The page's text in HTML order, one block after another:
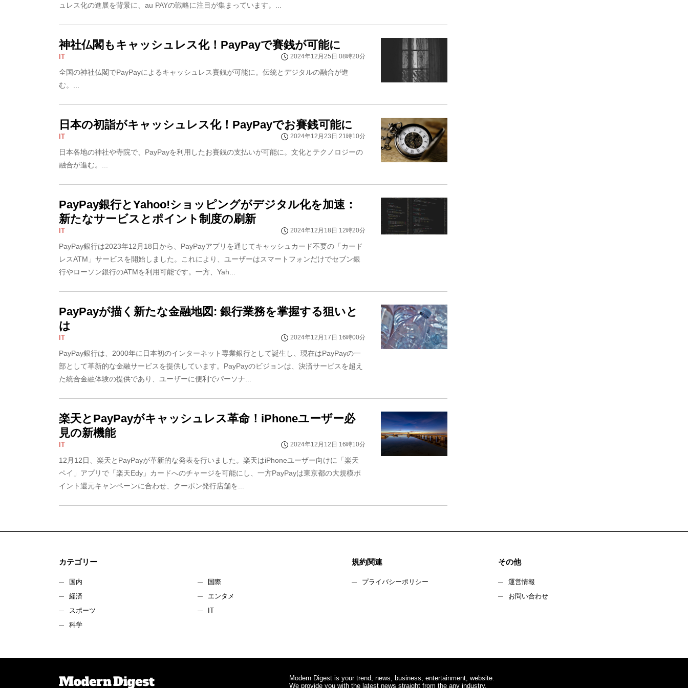
ュレス化の進展を背景に、au PAYの戦略に注目が集まっています。...
神社仏閣もキャッシュレス化！PayPayで賽銭が可能に
IT 2024年12月25日 08時20分
全国の神社仏閣でPayPayによるキャッシュレス賽銭が可能に。伝統とデジタルの融合が進
む。...
日本の初詣がキャッシュレス化！PayPayでお賽銭可能に
IT 2024年12月23日 21時10分
日本各地の神社や寺院で、PayPayを利用したお賽銭の支払いが可能に。文化とテクノロジーの
融合が進む。...
PayPay銀行とYahoo!ショッピングがデジタル化を加速：
新たなサービスとポイント制度の刷新
IT 2024年12月18日 12時20分
PayPay銀行は2023年12月18日から、PayPayアプリを通じてキャッシュカード不要の「カード
レスATM」サービスを開始しました。これにより、ユーザーはスマートフォンだけでセブン銀
行やローソン銀行のATMを利用可能です。一方、Yah...
PayPayが描く新たな金融地図: 銀行業務を掌握する狙いと
は
IT 2024年12月17日 16時00分
PayPay銀行は、2000年に日本初のインターネット専業銀行として誕生し、現在はPayPayの一
部として革新的な金融サービスを提供しています。PayPayのビジョンは、決済サービスを超え
た統合金融体験の提供であり、ユーザーに便利でパーソナ...
楽天とPayPayがキャッシュレス革命！iPhoneユーザー必
見の新機能
IT 2024年12月12日 16時10分
12月12日、楽天とPayPayが革新的な発表を行いました。楽天はiPhoneユーザー向けに「楽天
ペイ」アプリで「楽天Edy」カードへのチャージを可能にし、一方PayPayは東京都の大規模ポ
イント還元キャンペーンに合わせ、クーポン発行店舗を...
カテゴリー
国内
国際
経済
エンタメ
スポーツ
IT
科学
規約関連
プライバシーポリシー
その他
運営情報
お問い合わせ
Modern Digest is your trend, news, business, entertainment, website.
We provide you with the latest news straight from the any industry.